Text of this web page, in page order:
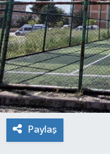
Paylaş